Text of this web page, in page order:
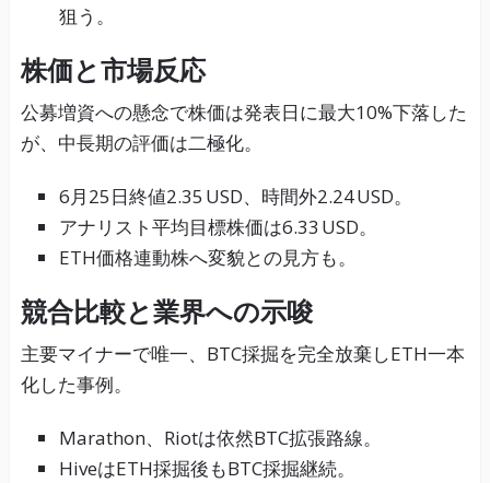
狙う。
株価と市場反応
公募増資への懸念で株価は発表日に最大10%下落した
が、中長期の評価は二極化。
6月25日終値2.35 USD、時間外2.24 USD。
アナリスト平均目標株価は6.33 USD。
ETH価格連動株へ変貌との見方も。
競合比較と業界への示唆
主要マイナーで唯一、BTC採掘を完全放棄しETH一本
化した事例。
Marathon、Riotは依然BTC拡張路線。
HiveはETH採掘後もBTC採掘継続。